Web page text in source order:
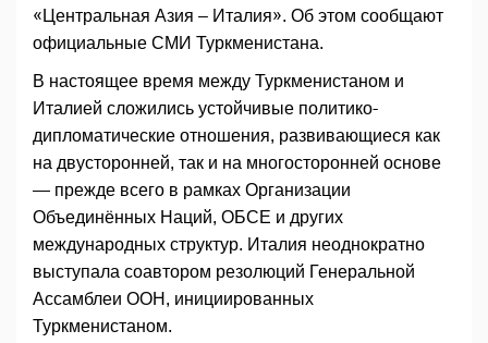
«Центральная Азия – Италия». Об этом сообщают
официальные СМИ Туркменистана.
В настоящее время между Туркменистаном и
Италией сложились устойчивые политико-
дипломатические отношения, развивающиеся как
на двусторонней, так и на многосторонней основе
— прежде всего в рамках Организации
Объединённых Наций, ОБСЕ и других
международных структур. Италия неоднократно
выступала соавтором резолюций Генеральной
Ассамблеи ООН, инициированных
Туркменистаном.